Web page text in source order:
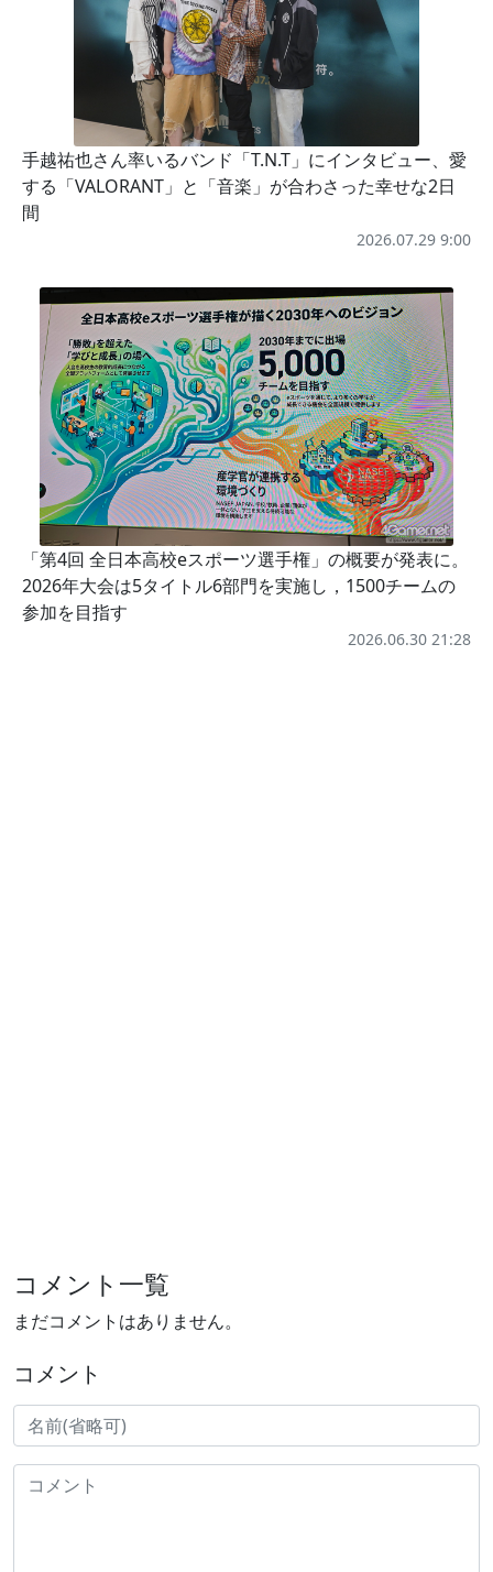
手越祐也さん率いるバンド「T.N.T」にインタビュー、愛
する「VALORANT」と「音楽」が合わさった幸せな2日
間
2026.07.29 9:00
「第4回 全日本高校eスポーツ選手権」の概要が発表に。
2026年大会は5タイトル6部門を実施し，1500チームの
参加を目指す
2026.06.30 21:28
コメント一覧
まだコメントはありません。
コメント